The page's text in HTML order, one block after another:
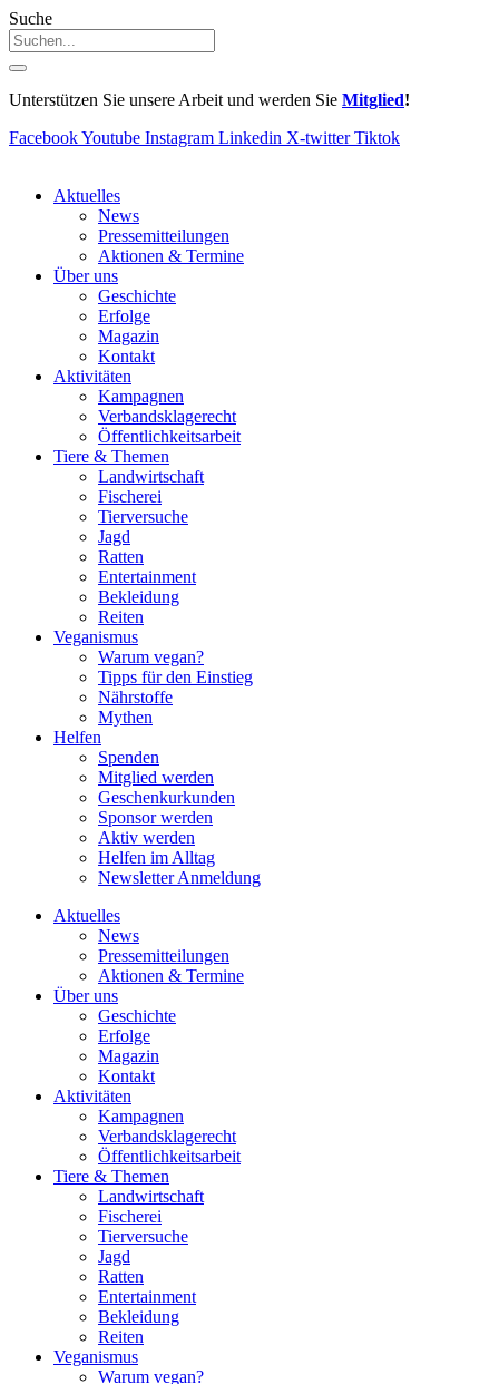
Suche
Unterstützen Sie unsere Arbeit und werden Sie Mitglied!
FacebookYoutube Instagram Linkedin X-twitter Tiktok
Aktuelles
News
Pressemitteilungen
Aktionen & Termine
Über uns
Geschichte
Erfolge
Magazin
Kontakt
Aktivitäten
Kampagnen
Verbandsklagerecht
Öffentlichkeitsarbeit
Tiere & Themen
Landwirtschaft
Fischerei
Tierversuche
Jagd
Ratten
Entertainment
Bekleidung
Reiten
Veganismus
Warum vegan?
Tipps für den Einstieg
Nährstoffe
Mythen
Helfen
Spenden
Mitglied werden
Geschenkurkunden
Sponsor werden
Aktiv werden
Helfen im Alltag
Newsletter Anmeldung
Aktuelles
News
Pressemitteilungen
Aktionen & Termine
Über uns
Geschichte
Erfolge
Magazin
Kontakt
Aktivitäten
Kampagnen
Verbandsklagerecht
Öffentlichkeitsarbeit
Tiere & Themen
Landwirtschaft
Fischerei
Tierversuche
Jagd
Ratten
Entertainment
Bekleidung
Reiten
Veganismus
Warum vegan?